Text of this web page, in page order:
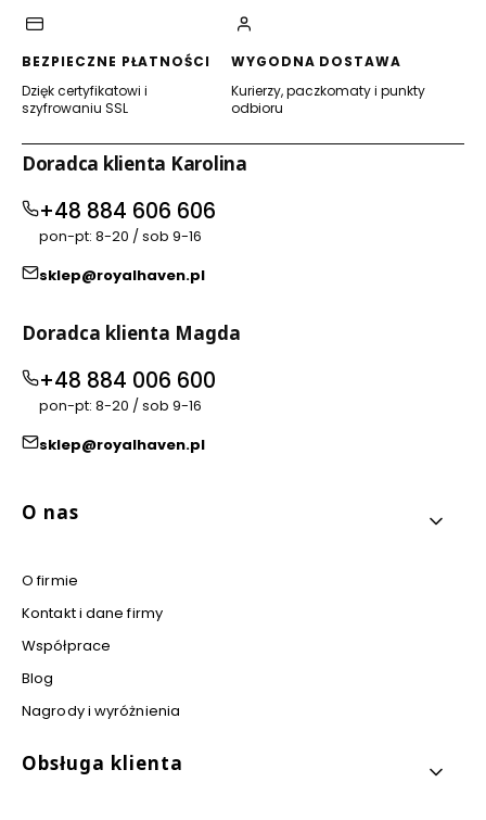
BEZPIECZNE PŁATNOŚCI
Dzięk certyfikatowi i
szyfrowaniu SSL
WYGODNA DOSTAWA
Kurierzy, paczkomaty i punkty
odbioru
Doradca klienta Karolina
+48 884 606 606
pon-pt: 8-20 / sob 9-16
sklep@royalhaven.pl
Doradca klienta Magda
+48 884 006 600
pon-pt: 8-20 / sob 9-16
sklep@royalhaven.pl
Linki w stopce
O nas
O firmie
Kontakt i dane firmy
Współprace
Blog
Nagrody i wyróżnienia
Obsługa klienta